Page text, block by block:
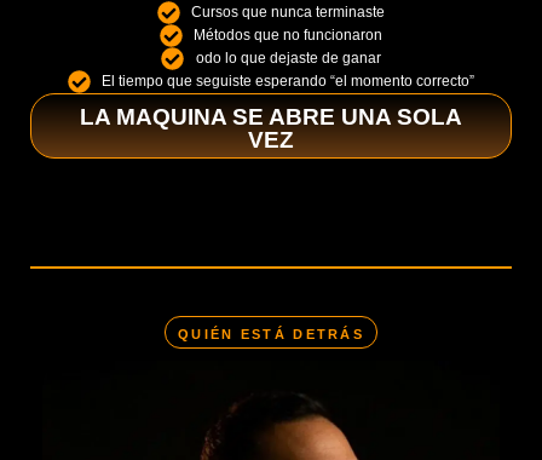
Cursos que nunca terminaste
Métodos que no funcionaron
odo lo que dejaste de ganar
El tiempo que seguiste esperando “el momento correcto”
LA MAQUINA SE ABRE UNA SOLA
VEZ
QUIÉN ESTÁ DETRÁS